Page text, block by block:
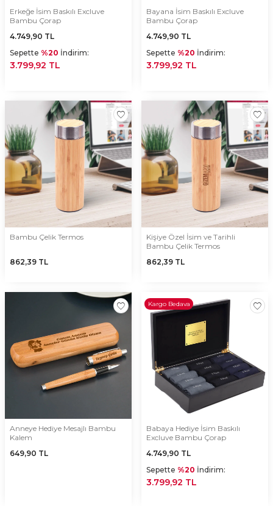
Erkeğe İsim Baskılı Excluve
Bambu Çorap
4.749,90 TL
Sepette %20 İndirim:
3.799,92 TL
Bayana İsim Baskılı Excluve
Bambu Çorap
4.749,90 TL
Sepette %20 İndirim:
3.799,92 TL
Bambu Çelik Termos
862,39 TL
Kişiye Özel İsim ve Tarihli
Bambu Çelik Termos
862,39 TL
Anneye Hediye Mesajlı Bambu
Kalem
649,90 TL
Kargo Bedava
Babaya Hediye İsim Baskılı
Excluve Bambu Çorap
4.749,90 TL
Sepette %20 İndirim:
3.799,92 TL